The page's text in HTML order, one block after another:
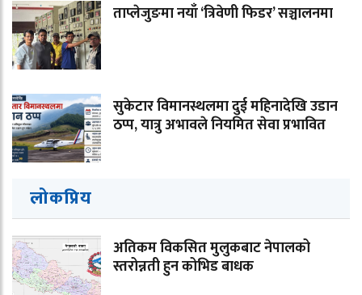
ताप्लेजुङमा नयाँ ‘त्रिवेणी फिडर’ सञ्चालनमा
सुकेटार विमानस्थलमा दुई महिनादेखि उडान
ठप्प, यात्रु अभावले नियमित सेवा प्रभावित
लोकप्रिय
अतिकम विकसित मुलुकबाट नेपालको
स्तरोन्नती हुन कोभिड बाधक